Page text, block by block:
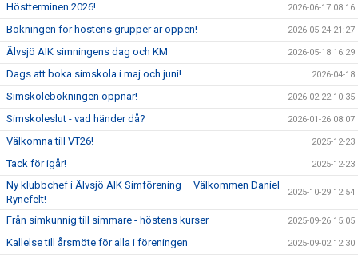
Höstterminen 2026! 2026-06-17 08:16
Bokningen för höstens grupper är öppen! 2026-05-24 21:27
Älvsjö AIK simningens dag och KM 2026-05-18 16:29
Dags att boka simskola i maj och juni! 2026-04-18
Simskolebokningen öppnar! 2026-02-22 10:35
Simskoleslut - vad händer då? 2026-01-26 08:07
Välkomna till VT26! 2025-12-23
Tack för igår! 2025-12-23
Ny klubbchef i Älvsjö AIK Simförening – Välkommen Daniel
Rynefelt!
2025-10-29 12:54
Från simkunnig till simmare - höstens kurser 2025-09-26 15:05
Kallelse till årsmöte för alla i föreningen 2025-09-02 12:30